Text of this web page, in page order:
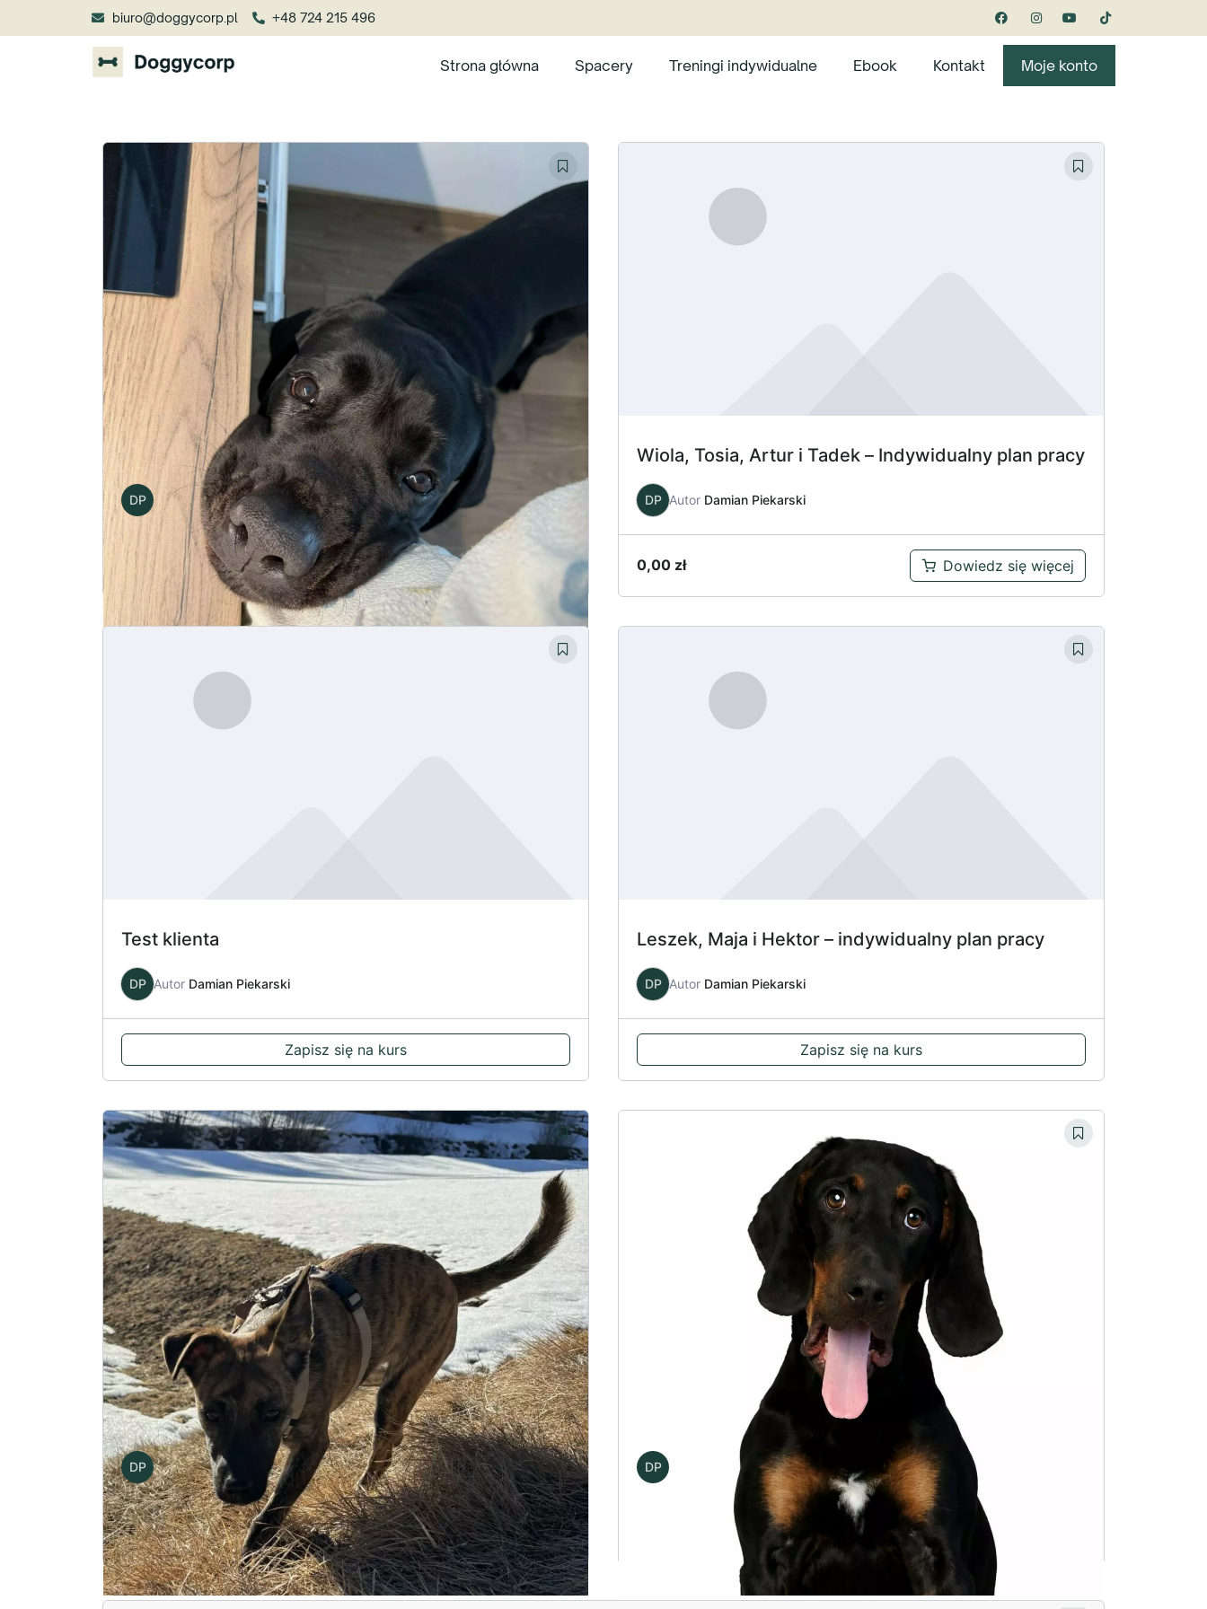
biuro@doggycorp.pl +48 724 215 496
Strona główna Spacery Treningi indywidualne Ebook Kontakt Moje konto
Tetiana i Kopczyk – indywidualny plan pracy
DP Autor Damian Piekarski
0,00 Dowiedz się więcej
Wiola, Tosia, Artur i Tadek – Indywidualny plan pracy
DP Autor Damian Piekarski
0,00 zł Dowiedz się więcej
Test klienta
DP Autor Damian Piekarski
Zapisz się na kurs
Leszek, Maja i Hektor – indywidualny plan pracy
DP Autor Damian Piekarski
Zapisz się na kurs
Kasia, Karol i Mery – Indywidualny plan pracy
DP AutorDamian Piekarski
Zapisz się na kurs
Karolina, Domink i Pixel – indywidualy plan pracy
DP Damian Piekarski
Dowiedz się więcej